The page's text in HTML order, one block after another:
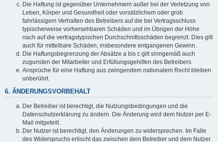
Die Haftung ist gegenüber Unternehmern außer bei der Verletzung von
Leben, Körper und Gesundheit oder vorsätzlichem oder grob
fahrlässigem Verhalten des Betreibers auf die bei Vertragsschluss
typischerweise vorhersehbaren Schäden und im Übrigen der Höhe
nach auf die vertragstypischen Durchschnittsschäden begrenzt. Dies gilt
auch für mittelbare Schäden, insbesondere entgangenen Gewinn.
Die Haftungsbegrenzung der Absätze a bis c gilt sinngemäß auch
zugunsten der Mitarbeiter und Erfüllungsgehilfen des Betreibers.
Ansprüche für eine Haftung aus zwingendem nationalem Recht bleiben
unberührt.
6. ÄNDERUNGSVORBEHALT
Der Betreiber ist berechtigt, die Nutzungsbedingungen und die
Datenschutzerklärung zu ändern. Die Änderung wird dem Nutzer per E-
Mail mitgeteilt.
Der Nutzer ist berechtigt, den Änderungen zu widersprechen. Im Falle
des Widerspruchs erlischt das zwischen dem Betreiber und dem Nutzer